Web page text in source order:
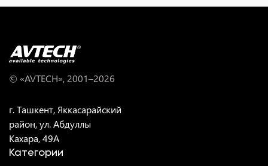
© «AVTECH», 2001–2026
г. Ташкент, Яккасарайский
район, ул. Абдуллы
Кахара, 49A
Категории